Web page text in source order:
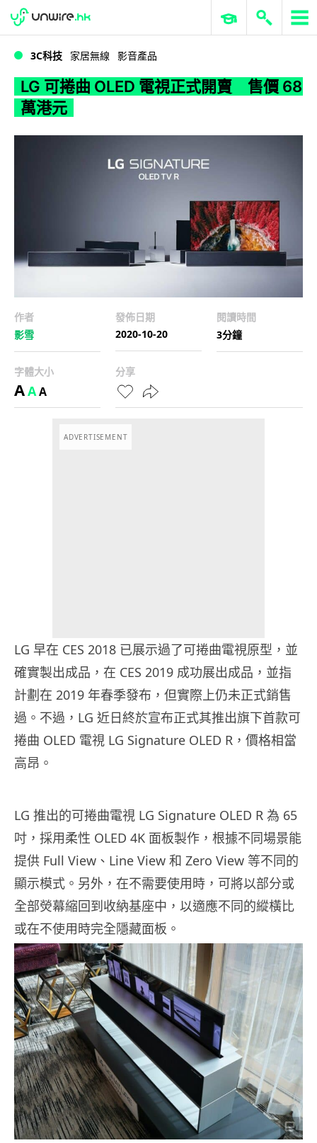
WWDC 2026 ERP 與商業 AI
3C科技 家居無線 影音產品
LG 可捲曲 OLED 電視正式開賣 售價 68
萬港元
作者
影雪
發佈日期
2020-10-20
閱讀時間
3分鐘
字體大小
AAA
分享
ADVERTISEMENT
LG 早在 CES 2018 已展示過了可捲曲電視原型，並
確實製出成品，在 CES 2019 成功展出成品，並指
計劃在 2019 年春季發布，但實際上仍未正式銷售
過。不過，LG 近日終於宣布正式其推出旗下首款可
捲曲 OLED 電視 LG Signature OLED R，價格相當
高昂。
LG 推出的可捲曲電視 LG Signature OLED R 為 65
吋，採用柔性 OLED 4K 面板製作，根據不同場景能
提供 Full View、Line View 和 Zero View 等不同的
顯示模式。另外，在不需要使用時，可將以部分或
全部熒幕縮回到收納基座中，以適應不同的縱橫比
或在不使用時完全隱藏面板。